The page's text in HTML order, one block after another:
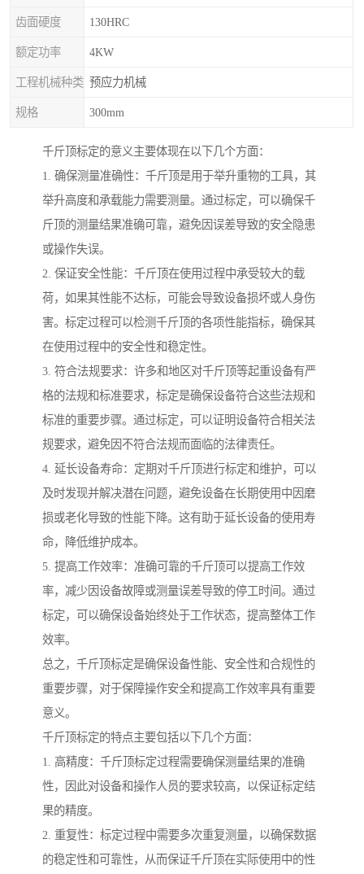
齿面硬度 130HRC
额定功率 4KW
工程机械种类 预应力机械
规格 300mm
千斤顶标定的意义主要体现在以下几个方面：
1. 确保测量准确性：千斤顶是用于举升重物的工具，其
举升高度和承载能力需要测量。通过标定，可以确保千
斤顶的测量结果准确可靠，避免因误差导致的安全隐患
或操作失误。
2. 保证安全性能：千斤顶在使用过程中承受较大的载
荷，如果其性能不达标，可能会导致设备损坏或人身伤
害。标定过程可以检测千斤顶的各项性能指标，确保其
在使用过程中的安全性和稳定性。
3. 符合法规要求：许多和地区对千斤顶等起重设备有严
格的法规和标准要求，标定是确保设备符合这些法规和
标准的重要步骤。通过标定，可以证明设备符合相关法
规要求，避免因不符合法规而面临的法律责任。
4. 延长设备寿命：定期对千斤顶进行标定和维护，可以
及时发现并解决潜在问题，避免设备在长期使用中因磨
损或老化导致的性能下降。这有助于延长设备的使用寿
命，降低维护成本。
5. 提高工作效率：准确可靠的千斤顶可以提高工作效
率，减少因设备故障或测量误差导致的停工时间。通过
标定，可以确保设备始终处于工作状态，提高整体工作
效率。
总之，千斤顶标定是确保设备性能、安全性和合规性的
重要步骤，对于保障操作安全和提高工作效率具有重要
意义。
千斤顶标定的特点主要包括以下几个方面：
1. 高精度：千斤顶标定过程需要确保测量结果的准确
性，因此对设备和操作人员的要求较高，以保证标定结
果的精度。
2. 重复性：标定过程中需要多次重复测量，以确保数据
的稳定性和可靠性，从而保证千斤顶在实际使用中的性